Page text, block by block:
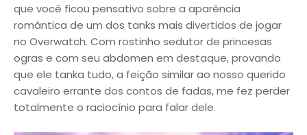
que você ficou pensativo sobre a aparência
romântica de um dos tanks mais divertidos de jogar
no Overwatch. Com rostinho sedutor de princesas
ogras e com seu abdomen em destaque, provando
que ele tanka tudo, a feição similar ao nosso querido
cavaleiro errante dos contos de fadas, me fez perder
totalmente o raciocínio para falar dele.